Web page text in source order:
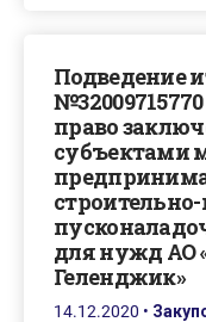
Подведение
право
субъектами
для нужд АО
Геленджик»
14.12.2020 •